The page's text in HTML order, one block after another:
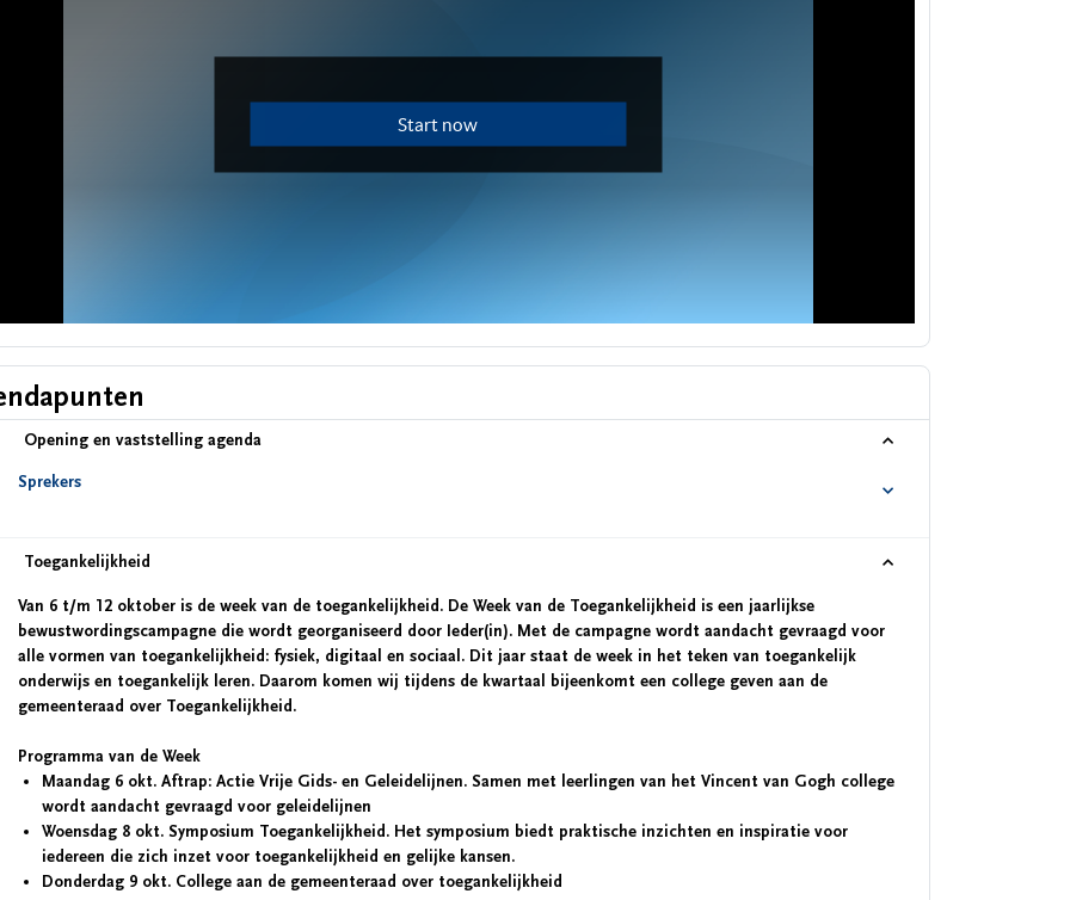
Opening en vaststelling agenda
Sprekers
Toegankelijkheid
Van 6 t/m 12 oktober is de week van de toegankelijkheid. De Week van de Toegankelijkheid is een jaarlijkse
bewustwordingscampagne die wordt georganiseerd door Ieder(in). Met de campagne wordt aandacht gevraagd voor
alle vormen van toegankelijkheid: fysiek, digitaal en sociaal. Dit jaar staat de week in het teken van toegankelijk
onderwijs en toegankelijk leren. Daarom komen wij tijdens de kwartaal bijeenkomt een college geven aan de
gemeenteraad over Toegankelijkheid.
Programma van de Week
Maandag 6 okt. Aftrap: Actie Vrije Gids- en Geleidelijnen. Samen met leerlingen van het Vincent van Gogh college
wordt aandacht gevraagd voor geleidelijnen
Woensdag 8 okt. Symposium Toegankelijkheid. Het symposium biedt praktische inzichten en inspiratie voor
iedereen die zich inzet voor toegankelijkheid en gelijke kansen.
Donderdag 9 okt. College aan de gemeenteraad over toegankelijkheid